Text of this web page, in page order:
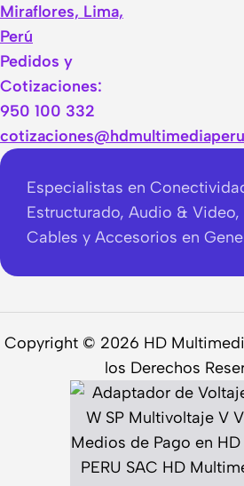
Miraflores, Lima,
Perú
Pedidos y
Cotizaciones:
950 100 332
Especialistas en
Estructurado, Audio &
Cables y Accesorios en
Copyright © 2026 HD
los Derechos